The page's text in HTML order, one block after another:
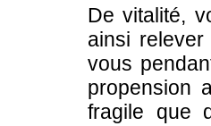
De vitalité,
ainsi
vous
propension
fragile que